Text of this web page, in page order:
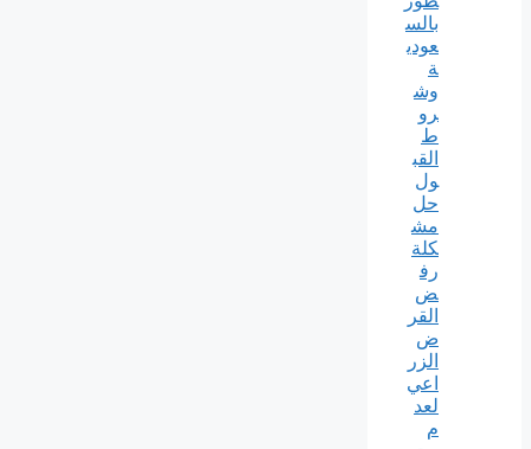
بالس
عودي
ة
وش
رو
ط
القب
ول
حل
مش
كلة
رف
ض
القر
ض
الزر
اعي
لعد
م